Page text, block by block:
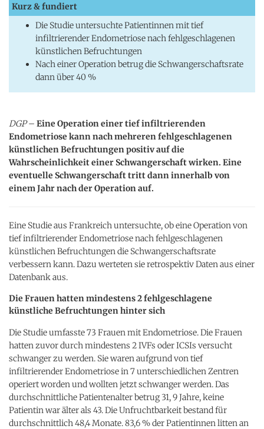
Kurz & fundiert
Die Studie untersuchte Patientinnen mit tief
infiltrierender Endometriose nach fehlgeschlagenen
künstlichen Befruchtungen
Nach einer Operation betrug die Schwangerschaftsrate
dann über 40 %
DGP– Eine Operation einer tief infiltrierenden
Endometriose kann nach mehreren fehlgeschlagenen
künstlichen Befruchtungen positiv auf die
Wahrscheinlichkeit einer Schwangerschaft wirken. Eine
eventuelle Schwangerschaft tritt dann innerhalb von
einem Jahr nach der Operation auf.
Eine Studie aus Frankreich untersuchte, ob eine Operation von
tief infiltrierender Endometriose nach fehlgeschlagenen
künstlichen Befruchtungen die Schwangerschaftsrate
verbessern kann. Dazu werteten sie retrospektiv Daten aus einer
Datenbank aus.
Die Frauen hatten mindestens 2 fehlgeschlagene
künstliche Befruchtungen hinter sich
Die Studie umfasste 73 Frauen mit Endometriose. Die Frauen
hatten zuvor durch mindestens 2 IVFs oder ICSIs versucht
schwanger zu werden. Sie waren aufgrund von tief
infiltrierender Endometriose in 7 unterschiedlichen Zentren
operiert worden und wollten jetzt schwanger werden. Das
durchschnittliche Patientenalter betrug 31, 9 Jahre, keine
Patientin war älter als 43. Die Unfruchtbarkeit bestand für
durchschnittlich 48,4 Monate. 83,6 % der Patientinnen litten an